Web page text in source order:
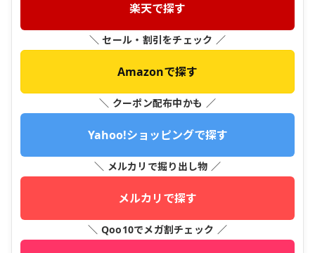
楽天で探す
＼ セール・割引をチェック ／
Amazonで探す
＼ クーポン配布中かも ／
Yahoo!ショッピングで探す
＼ メルカリで掘り出し物 ／
メルカリで探す
＼ Qoo10でメガ割チェック ／